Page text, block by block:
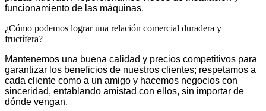
funcionamiento de las máquinas.
¿Cómo podemos lograr una relación comercial duradera y
fructífera?
Mantenemos una buena calidad y precios competitivos para
garantizar los beneficios de nuestros clientes; respetamos a
cada cliente como a un amigo y hacemos negocios con
sinceridad, entablando amistad con ellos, sin importar de
dónde vengan.